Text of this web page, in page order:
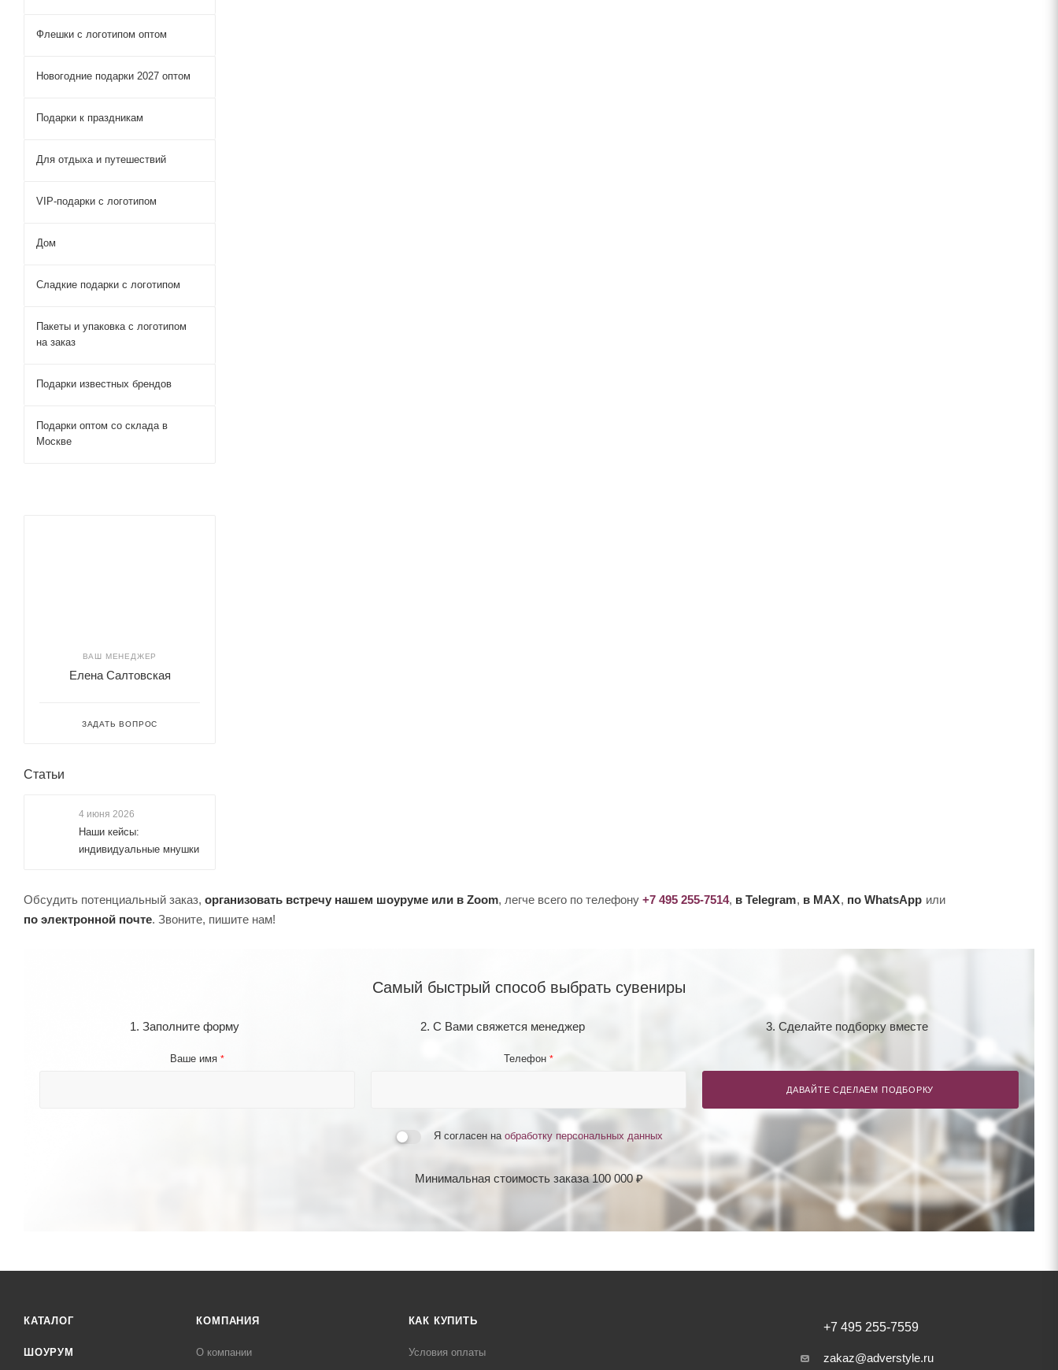
Флешки с логотипом оптом
Новогодние подарки 2027 оптом
Подарки к праздникам
Для отдыха и путешествий
VIP-подарки с логотипом
Дом
Сладкие подарки с логотипом
Пакеты и упаковка с логотипом
на заказ
Подарки известных брендов
Подарки оптом со склада в
Москве
ВАШ МЕНЕДЖЕР
Елена Салтовская
ЗАДАТЬ ВОПРОС
Статьи
4 июня 2026
Наши кейсы:
индивидуальные мнушки
Обсудить потенциальный заказ, организовать встречу нашем шоуруме или в Zoom, легче всего по телефону +7 495 255-7514, в Telegram, в MAX, по WhatsApp или
по электронной почте. Звоните, пишите нам!
Самый быстрый способ выбрать сувениры
1. Заполните форму 2. С Вами свяжется менеджер 3. Сделайте подборку вместе
Ваше имя * Телефон *
ДАВАЙТЕ СДЕЛАЕМ ПОДБОРКУ
Я согласен на обработку персональных данных
Минимальная стоимость заказа 100 000 ₽
КАТАЛОГ
ШОУРУМ
КОМПАНИЯ
О компании
КАК КУПИТЬ
Условия оплаты
+7 495 255-7559
zakaz@adverstyle.ru